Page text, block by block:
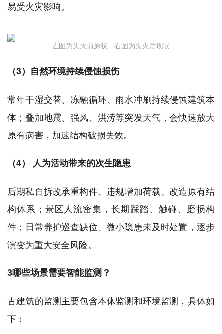
易受火灾影响。
左图为失火前原状，右图为失火后现状
（3）自然环境持续侵蚀损伤
常年干湿交替、冻融循环、雨水冲刷持续侵蚀建筑本
体；叠加地震、强风、洪涝等突发天气，会快速放大
原有病害，加速结构破损失效。
（4） 人为活动带来的次生隐患
后期私自拆改承重构件、违规增加荷载、改造原有结
构体系；景区人流密集，长期踩踏、触碰、磨损构
件；日常养护巡查缺位、微小隐患未及时处置，逐步
演变为重大安全风险。
3哪些场景需要智能监测？
古建筑的监测主要包含本体监测和环境监测，具体如
下：